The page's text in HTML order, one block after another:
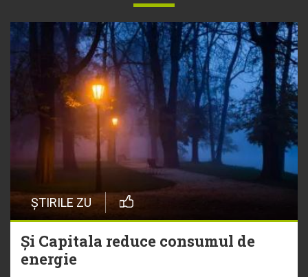
ȘTIRILE ZU
Și Capitala reduce consumul de
energie